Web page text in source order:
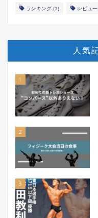
ランキング (1) レビュー
人気
1
2
3